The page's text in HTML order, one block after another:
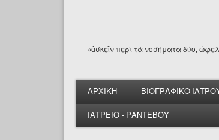
«ἀσκεῖν περὶ τὰ νοσήματα δύο,
ΑΡΧΙΚΗ ΒΙΟΓΡΑΦΙΚΟ
ΙΑΤΡΕΙΟ - ΡΑΝΤΕΒΟΥ